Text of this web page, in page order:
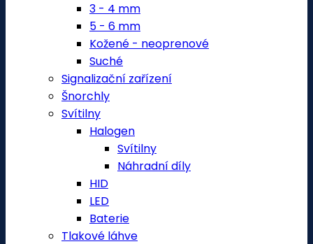
3 - 4 mm
5 - 6 mm
Kožené - neoprenové
Suché
Signalizační zařízení
Šnorchly
Svítilny
Halogen
Svítilny
Náhradní díly
HID
LED
Baterie
Tlakové láhve